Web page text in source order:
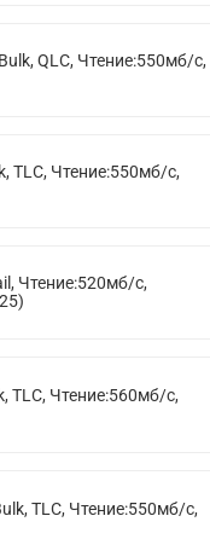
QLC, Чтение:550мб/с,
TLC, Чтение:550мб/с,
Чтение:520мб/с,
TLC, Чтение:560мб/с,
TLC, Чтение:550мб/с,